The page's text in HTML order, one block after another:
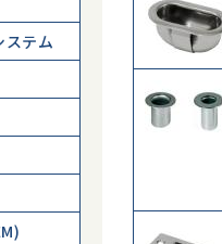
ステム